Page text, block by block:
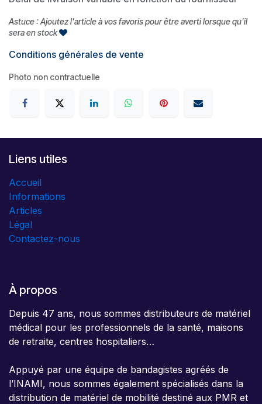
Astuce : Ajoutez l'article à vos favoris pour être averti lorsque qu'il
sera en stock
Conditions générales de vente
Photo non contractuelle
Liens utiles
Accueil
Informations
Articles
Légal
Contactez-nous
À propos
Depuis 47 ans, nous sommes distributeurs de matériel
médical pour les professionnels de la santé, maisons
de retraite, centres hospitaliers…
Appuyé par une équipe de bandagistes agréés de
l’INAMI, nous sommes également spécialisés dans la
distribution de matériel de mobilité destiné aux PMR et